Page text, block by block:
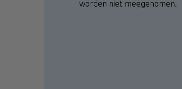
worden niet meegenomen.